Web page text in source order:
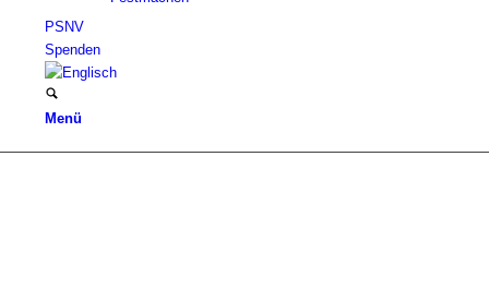
PSNV
Spenden
Menü